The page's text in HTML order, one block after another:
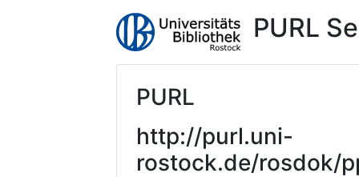
PURL
PURL
http://purl.uni-
rostock.de/rosdok/